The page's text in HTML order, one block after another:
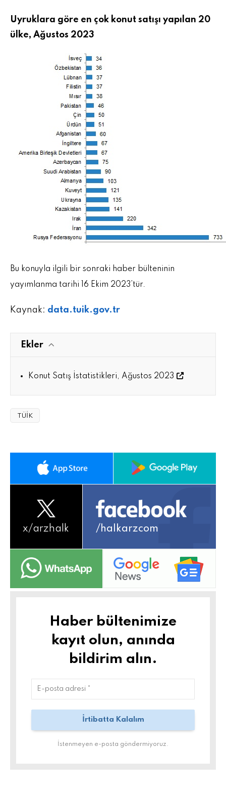
Uyruklara göre en çok konut satışı yapılan 20
ülke, Ağustos 2023
Bu konuyla ilgili bir sonraki haber bülteninin
yayımlanma tarihi 16 Ekim 2023’tür.
Kaynak: data.tuik.gov.tr
Ekler
Konut Satış İstatistikleri, Ağustos 2023
TÜİK
x/arzhalk /halkarzcom
Haber bültenimize
kayıt olun, anında
bildirim alın.
İstenmeyen e-posta göndermiyoruz.